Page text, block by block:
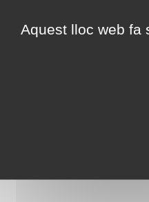
Aquest lloc web fa